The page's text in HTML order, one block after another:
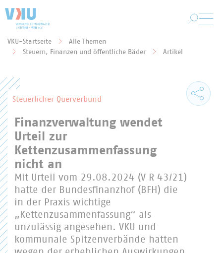
Sie befinden sich hier:
VKU-Startseite
Alle Themen
Steuern, Finanzen und öffentliche Bäder
Artikel
Steuerlicher Querverbund
Finanzverwaltung wendet
Urteil zur
Kettenzusammenfassung
nicht an
Mit Urteil vom 29.08.2024 (V R 43/21)
hatte der Bundesfinanzhof (BFH) die
in der Praxis wichtige
„Kettenzusammenfassung“ als
unzulässig angesehen. VKU und
kommunale Spitzenverbände hatten